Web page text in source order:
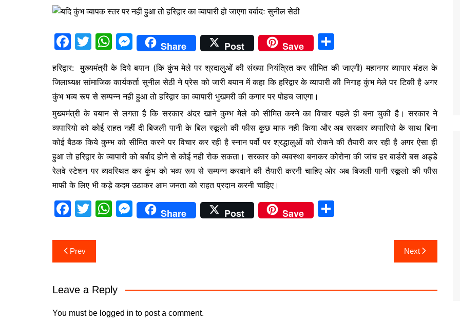
F
c
e
b
o
o
k
T
itt
er
W
h
at
s
A
p
p
M
e
s
s
e
n
g
er
Share Post Save
ar
e
हरिद्वार: मुख्यमंत्री के दिये बयान (कि कुंभ मेले पर श्रदालुओं की संख्या नियंत्रित कर सीमित की जाएगी) महानगर व्यापार मंडल के
जिलाध्यक्ष सांमाजिक कार्यकर्ता सुनील सेठी ने प्रेस को जारी बयान में कहा कि हरिद्वार के व्यापारी की निगाह कुंभ मेले पर टिकी है अगर
कुंभ भव्य रूप से सम्पन्न नही हुआ तो हरिद्वार का व्यापारी भुखमरी की कगार पर पोहच जाएगा।
मुख्यमंत्री के बयान से लगता है कि सरकार अंदर खाने कुम्भ मेले को सीमित करने का विचार पहले ही बना चुकी है। सरकार ने
व्यपारियो को कोई राहत नहीं दी बिजली पानी के बिल स्कूलो की फीस कुछ माफ नही किया और अब सरकार व्यपारियो के साथ बिना
कोई बैठक किये कुम्भ को सीमित करने पर विचार कर रही है स्नान पर्वो पर श्रद्धालुओं को रोकने की तैयारी कर रही है अगर ऐसा ही
हुआ तो हरिद्वार के व्यापारी को बर्बाद होने से कोई नही रोक सकता। सरकार को व्यवस्था बनाकर कोरोना की जांच हर बार्डरों बस अड्डे
रेलवे स्टेशन पर व्यवस्थित कर कुंभ को भव्य रूप से सम्पन्न करवाने की तैयारी करनी चाहिए ओर अब बिजली पानी स्कूलो की फीस
माफी के लिए भी कड़े कदम उठाकर आम जनता को राहत प्रदान करनी चाहिए।
F
c
e
o
o
T
itt
er
W
p
p
M
e
n
g
Share Post Save
Post
navigation
Prev Next
Leave a Reply
You must be logged in to post a comment.